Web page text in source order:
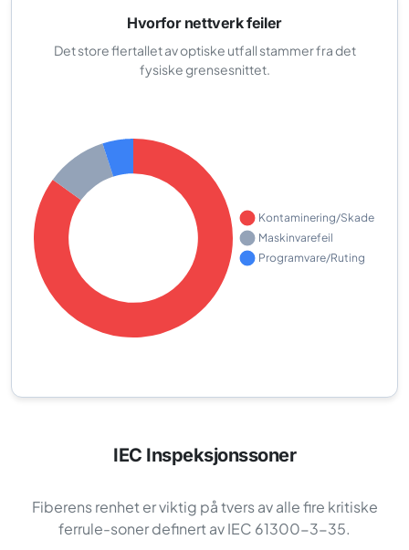
Hvorfor nettverk feiler
Det store flertallet av optiske utfall stammer fra det
fysiske grensesnittet.
IEC Inspeksjonssoner
Fiberens renhet er viktig på tvers av alle fire kritiske
ferrule-soner definert av IEC 61300-3-35.